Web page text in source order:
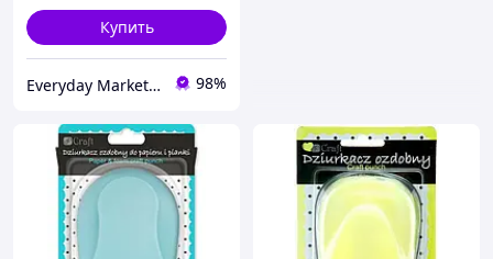
Купить
Everyday Market 0965612251 98%